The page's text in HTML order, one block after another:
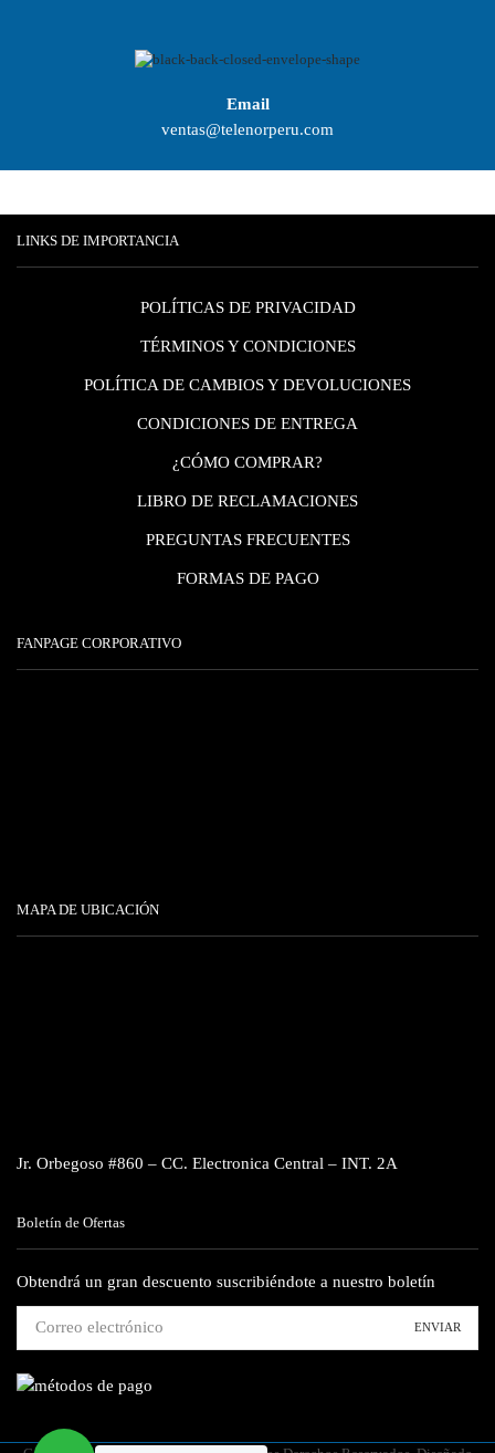
Email
ventas@telenorperu.com
LINKS DE IMPORTANCIA
POLÍTICAS DE PRIVACIDAD
TÉRMINOS Y CONDICIONES
POLÍTICA DE CAMBIOS Y DEVOLUCIONES
CONDICIONES DE ENTREGA
¿CÓMO COMPRAR?
LIBRO DE RECLAMACIONES
PREGUNTAS FRECUENTES
FORMAS DE PAGO
FANPAGE CORPORATIVO
MAPA DE UBICACIÓN
Jr. Orbegoso #860 – CC. Electronica Central – INT. 2A
Boletín de Ofertas
Obtendrá un gran descuento suscribiéndote a nuestro boletín